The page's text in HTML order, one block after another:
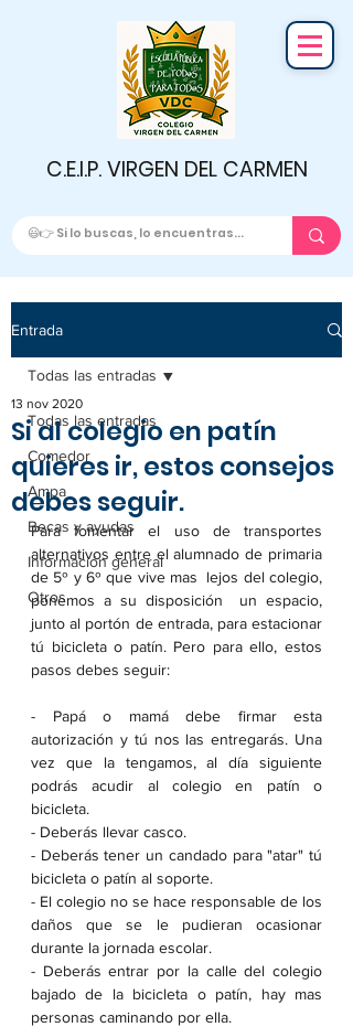
C.E.I.P. VIRGEN DEL CARMEN
Entrada
Todas las entradas
Comedor
Ampa
Becas y ayudas
Información general
Otros
Todas las entradas
Si al colegio en patín
quieres ir, estos consejos
debes seguir.
13 nov 2020
Para fomentar el uso de transportes
alternativos entre el alumnado de primaria
de 5º y 6º que vive mas  lejos del colegio,
ponemos a su disposición  un espacio,
junto al portón de entrada, para estacionar
tú bicicleta o patín. Pero para ello, estos
pasos debes seguir:
- Papá o mamá debe firmar esta
autorización y tú nos las entregarás. Una
vez que la tengamos, al día siguiente
podrás acudir al colegio en patín o
bicicleta.
- Deberás llevar casco.
- Deberás tener un candado para "atar" tú
bicicleta o patín al soporte.
- El colegio no se hace responsable de los
daños que se le pudieran ocasionar
durante la jornada escolar.
- Deberás entrar por la calle del colegio
bajado de la bicicleta o patín, hay mas
personas caminando por ella.